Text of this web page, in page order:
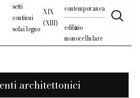
setti
continui
solai legno
XIX
(XIII)
contemporanea
edilizio
monocellulare
architettonici